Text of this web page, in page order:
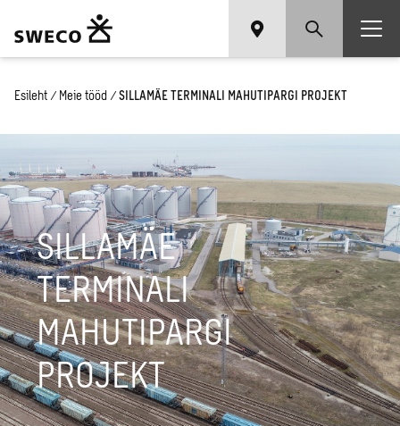
Esileht / Meie tööd / SILLAMÄE TERMINALI MAHUTIPARGI PROJEKT
SILLAMÄE
TERMINALI
MAHUTIPARGI
PROJEKT